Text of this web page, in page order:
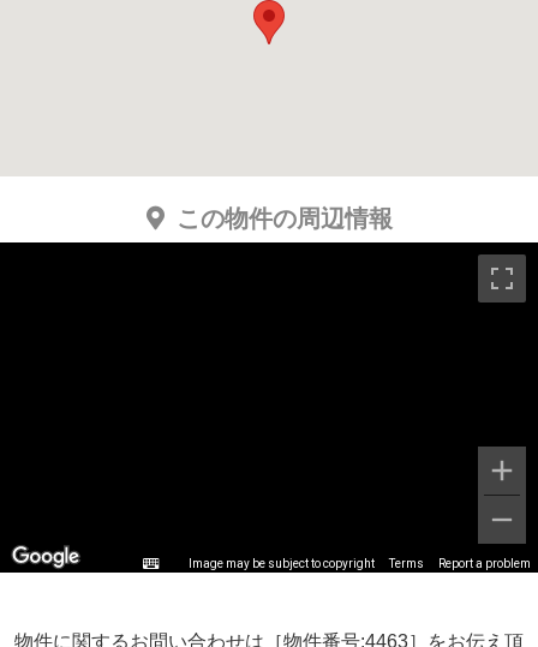
この物件の周辺情報
Image may be subject to copyright Terms Report a problem
物件に関するお問い合わせは［物件番号:4463］をお伝え頂